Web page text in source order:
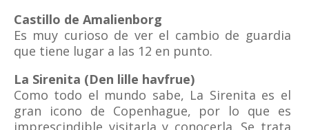
Castillo de Amalienborg
Es muy curioso de ver el cambio de guardia
que tiene lugar a las 12 en punto.
La Sirenita (Den lille havfrue)
Como todo el mundo sabe, La Sirenita es el
gran icono de Copenhague, por lo que es
imprescindible visitarla y conocerla. Se trata